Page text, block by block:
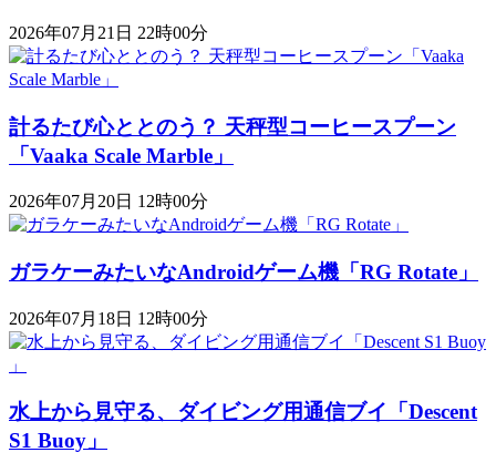
2026年07月21日 22時00分
計るたび心ととのう？ 天秤型コーヒースプーン
「Vaaka Scale Marble」
2026年07月20日 12時00分
ガラケーみたいなAndroidゲーム機「RG Rotate」
2026年07月18日 12時00分
水上から見守る、ダイビング用通信ブイ「Descent
S1 Buoy​​」